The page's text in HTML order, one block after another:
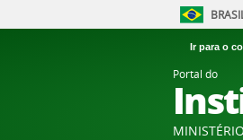
Ir para o
Portal do